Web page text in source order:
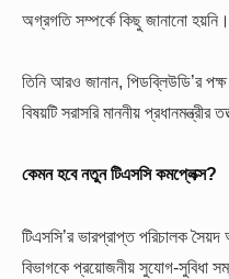
অগ্রগতি সম্পর্কে কিছু জানানো
তিনি আরও জানান, পিডব্লিউডি’র
বিষয়টি সরাসরি মাননীয় প্রধানমন্ত্রীর
কেমন হবে নতুন টিএসসি কমপ্লেক্স?
টিএসসি’র ভারপ্রাপ্ত পরিচালক
বিভাগকে প্রয়োজনীয় সুযোগ-সুবিধা